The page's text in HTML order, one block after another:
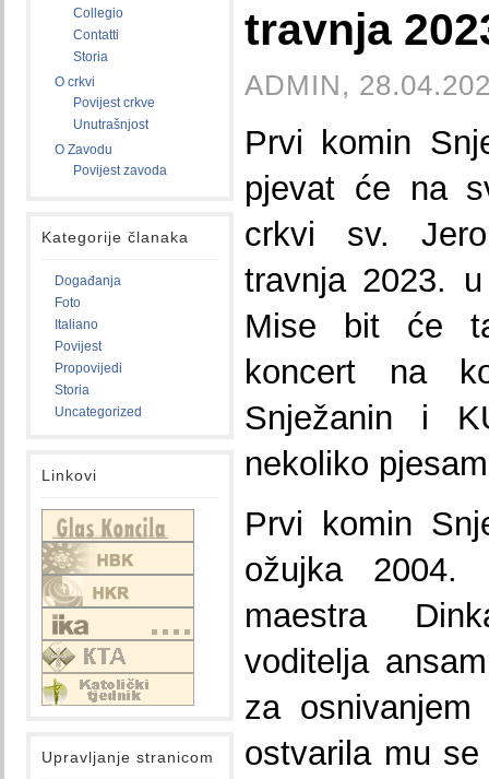
Collegio
Contatti
Storia
O crkvi
Povijest crkve
Unutrašnjost
O Zavodu
Povijest zavoda
Kategorije članaka
Događanja
Foto
Italiano
Povijest
Propovijedi
Storia
Uncategorized
Linkovi
Upravljanje stranicom
travnja
ADMIN,
Prvi komin
pjevat će na
crkvi sv.
travnja 2023.
Mise bit će
koncert na
Snježanin i
nekoliko
Prvi komin
ožujka 2004.
maestra
voditelja
za osnivanjem
ostvarila mu